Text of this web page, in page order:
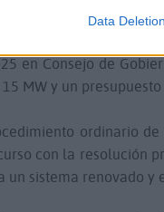
Data Deletion
en la misma zona,
en Consejo de
MW y un
ordinario
con la resolución
un sistema renovado y